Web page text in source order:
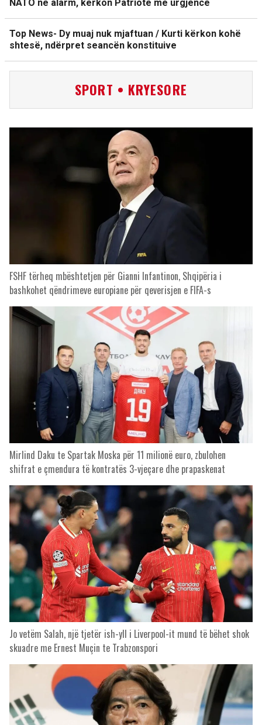
NATO në alarm, kërkon Patriotë me urgjencë
Top News- Dy muaj nuk mjaftuan / Kurti kërkon kohë
shtesë, ndërpret seancën konstituive
SPORT • KRYESORE
FSHF tërheq mbështetjen për Gianni Infantinon, Shqipëria i
bashkohet qëndrimeve europiane për qeverisjen e FIFA-s
Mirlind Daku te Spartak Moska për 11 milionë euro, zbulohen
shifrat e çmendura të kontratës 3-vjeçare dhe prapaskenat
Jo vetëm Salah, një tjetër ish-yll i Liverpool-it mund të bëhet shok
skuadre me Ernest Muçin te Trabzonspori